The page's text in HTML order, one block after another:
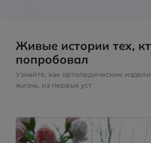
Живые истории тех,
попробовал
Узнайте, как ортопедические
жизнь, из первых уст